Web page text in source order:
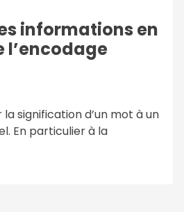
informations en
l’encodage
signification d’un mot à un
En particulier à la